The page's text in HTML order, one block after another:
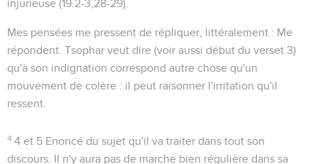
injurieuse (19.2-3,28-29).
Mes pensées me pressent de répliquer , littéralement : Me
répondent . Tsophar veut dire (voir aussi début du verset 3)
qu'à son indignation correspond autre chose qu'un
mouvement de colère : il peut raisonner l'irritation qu'il
ressent.
4 4 et 5 Enoncé du sujet qu'il va traiter dans tout son
discours. Il n'y aura pas de marche bien régulière dans sa